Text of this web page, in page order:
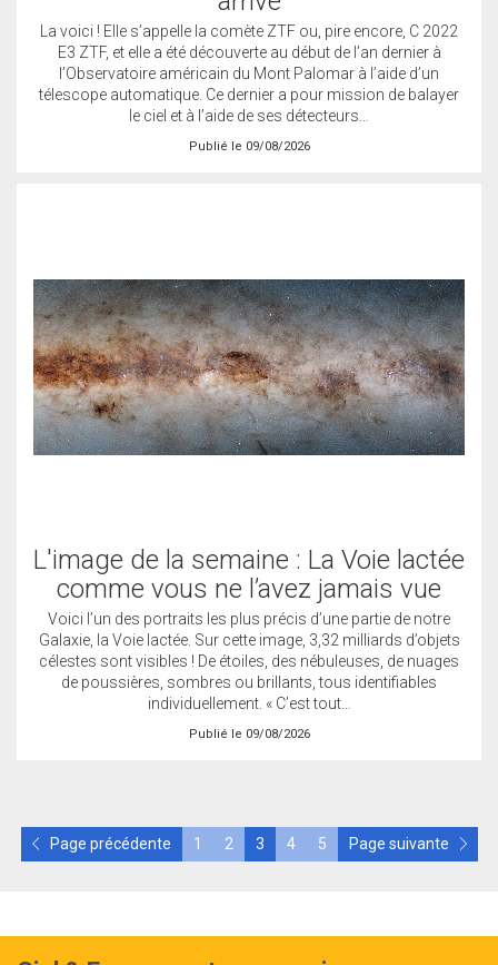
La voici ! Elle s’appelle la comète ZTF ou, pire encore, C 2022
E3 ZTF, et elle a été découverte au début de l’an dernier à
l’Observatoire américain du Mont Palomar à l’aide d’un
télescope automatique. Ce dernier a pour mission de balayer
le ciel et à l’aide de ses détecteurs…
Publié le 09/08/2026
L'image de la semaine : La Voie lactée
comme vous ne l’avez jamais vue
Voici l’un des portraits les plus précis d’une partie de notre
Galaxie, la Voie lactée. Sur cette image, 3,32 milliards d’objets
célestes sont visibles ! De étoiles, des nébuleuses, de nuages
de poussières, sombres ou brillants, tous identifiables
individuellement. « C’est tout…
Publié le 09/08/2026
Page précédente 1 2 3 4 5 Page suivante